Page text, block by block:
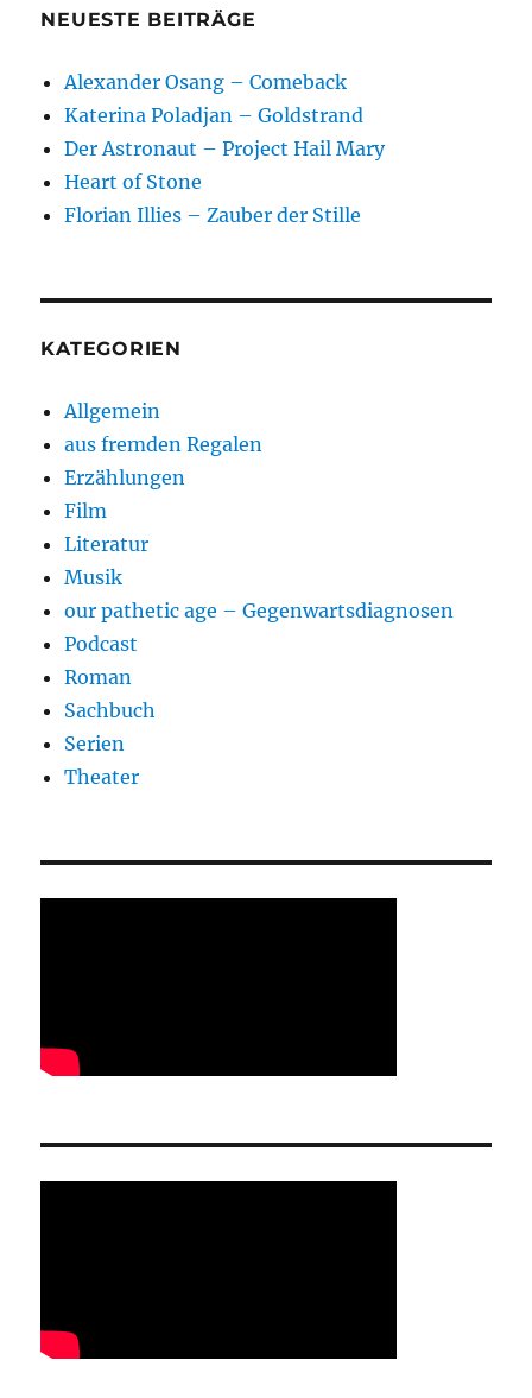
NEUESTE BEITRÄGE
Alexander Osang – Comeback
Katerina Poladjan – Goldstrand
Der Astronaut – Project Hail Mary
Heart of Stone
Florian Illies – Zauber der Stille
KATEGORIEN
Allgemein
aus fremden Regalen
Erzählungen
Film
Literatur
Musik
our pathetic age – Gegenwartsdiagnosen
Podcast
Roman
Sachbuch
Serien
Theater